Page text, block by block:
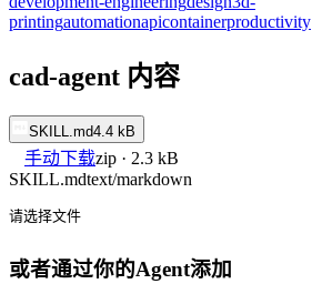
printingautomationapicontainerproductivity
cad-agent 内容
SKILL.md4.4 kB
手动下载zip · 2.3 kB
SKILL.mdtext/markdown
请选择文件
或者通过你的Agent添加